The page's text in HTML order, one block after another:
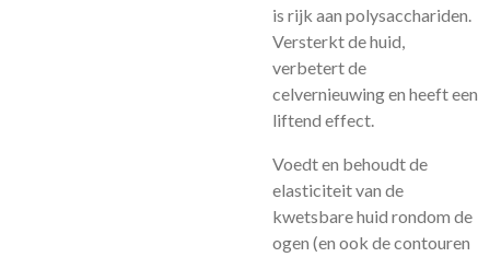
is rijk aan polysacchariden.
Versterkt de huid,
verbetert de
celvernieuwing en heeft een
liftend effect.
Voedt en behoudt de
elasticiteit van de
kwetsbare huid rondom de
ogen (en ook de contouren